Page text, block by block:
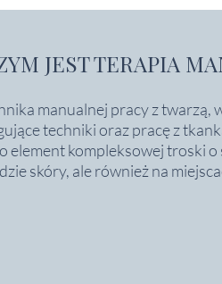
JEST TERAPIA
manualnej pracy z twarzą,
techniki oraz pracę z
element kompleksowej troski
skóry, ale również na